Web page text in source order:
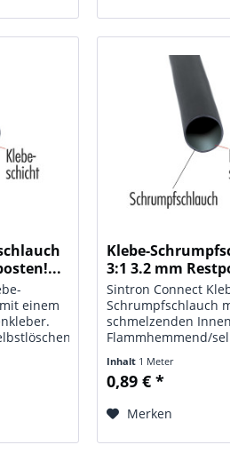
einem
Klebe-
3:1 3.2 mm
Sintron Connect
Schrumpfschlauch
schmelzenden
Flammhemmend/
Basispreis 1 m.
Daten: Typ: Klebe-
3.2 mm; Farbe:
Inhalt 1 Meter
0,89 € *
Merken